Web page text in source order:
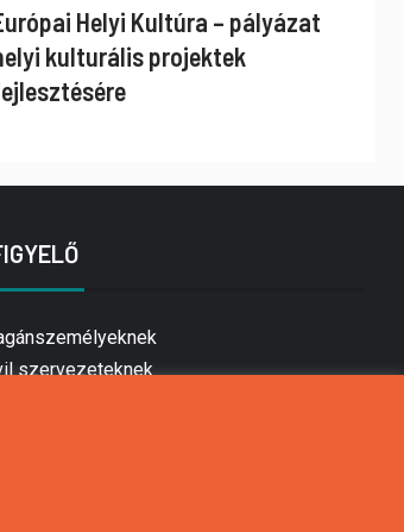
Helyi Kultúra – pályázat
kulturális projektek
szervezeteknek